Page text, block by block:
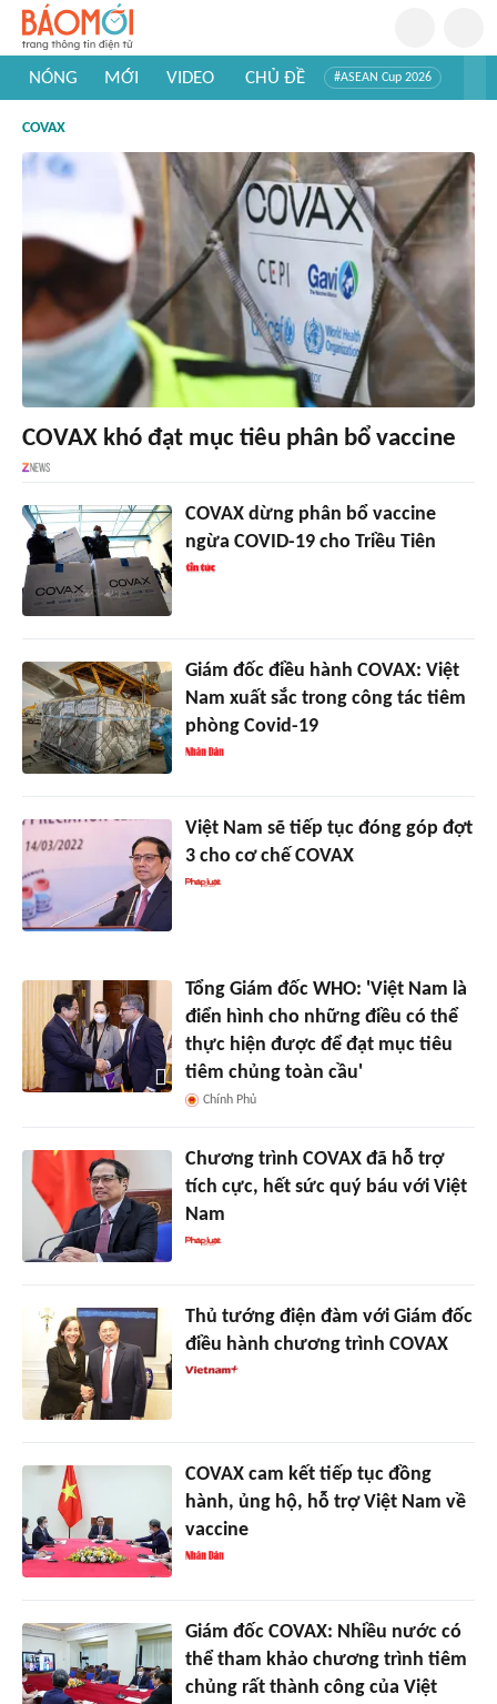
NÓNG MỚI VIDEO CHỦ ĐỀ #ASEAN Cup 2026
#Khám phá thế giới
COVAX
COVAX khó đạt mục tiêu phân bổ vaccine
COVAX dừng phân bổ vaccine
ngừa COVID-19 cho Triều Tiên
Giám đốc điều hành COVAX: Việt
Nam xuất sắc trong công tác tiêm
phòng Covid-19
Việt Nam sẽ tiếp tục đóng góp đợt
3 cho cơ chế COVAX
Tổng Giám đốc WHO: 'Việt Nam là
điển hình cho những điều có thể
thực hiện được để đạt mục tiêu
tiêm chủng toàn cầu'
Chính Phủ
Chương trình COVAX đã hỗ trợ
tích cực, hết sức quý báu với Việt
Nam
Thủ tướng điện đàm với Giám đốc
điều hành chương trình COVAX
COVAX cam kết tiếp tục đồng
hành, ủng hộ, hỗ trợ Việt Nam về
vaccine
Giám đốc COVAX: Nhiều nước có
thể tham khảo chương trình tiêm
chủng rất thành công của Việt